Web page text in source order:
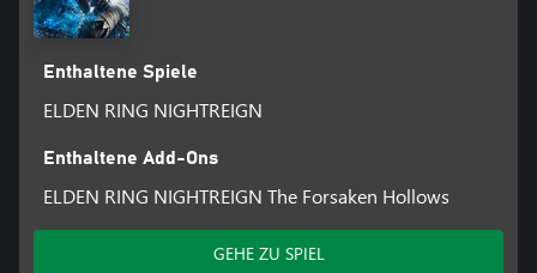
Enthaltene Spiele
ELDEN RING NIGHTREIGN
Enthaltene Add-Ons
ELDEN RING NIGHTREIGN The Forsaken Hollows
GEHE ZU SPIEL